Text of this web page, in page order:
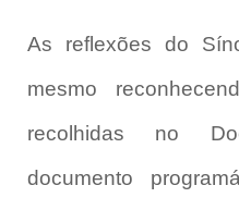
As reflexões do
mesmo
recolhidas no
documento